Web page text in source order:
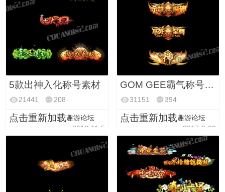
5款出神入化称号素材
21441 208
点击重新加载趣游论坛
2016-11-5
GOM GEE霸气称号素材 (PNG格式)动态素材免费版
31151 394
点击重新加载趣游论坛
2017-9-22